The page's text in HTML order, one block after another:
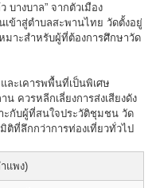
บางบาล” จากตัวเมือง
ข้าสู่ตำบลสะพานไทย วัดตั้งอยู่
มาะสำหรับผู้ที่ต้องการศึกษาวัด
ละเคารพพื้นที่เป็นพิเศษ
ควรหลีกเลี่ยงการส่งเสียงดัง
ะกับผู้ที่สนใจประวัติชุมชน วัด
ติที่ลึกกว่าการท่องเที่ยวทั่วไป
แพง)